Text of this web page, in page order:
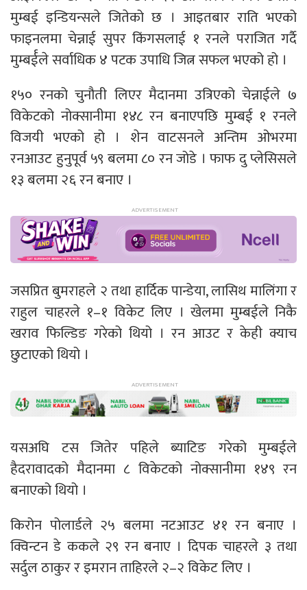
मुम्बई इन्डियन्सले जितेको छ । आइतबार राति भएको
फाइनलमा चेन्नाई सुपर किंगसलाई १ रनले पराजित गर्दै
मुम्बर्ईले सर्वाधिक ४ पटक उपाधि जित्न सफल भएको हो ।
१५० रनको चुनौती लिएर मैदानमा उत्रिएको चेन्नाईले ७
विकेटको नोक्सानीमा १४८ रन बनाएपछि मुम्बई १ रनले
विजयी भएको हो । शेन वाटसनले अन्तिम ओभरमा
रनआउट हुनुपूर्व ५९ बलमा ८० रन जोडे । फाफ दु प्लेसिसले
१३ बलमा २६ रन बनाए ।
जसप्रित बुमराहले २ तथा हार्दिक पान्डेया, लासिथ मालिंगा र
राहुल चाहरले १–१ विकेट लिए । खेलमा मुम्बईले निकै
खराव फिल्डिङ गरेको थियो । रन आउट र केही क्याच
छुटाएको थियो ।
यसअघि टस जितेर पहिले ब्याटिङ गरेको मुम्बईले
हैदरावादको मैदानमा ८ विकेटको नोक्सानीमा १४९ रन
बनाएको थियो ।
किरोन पोलार्डले २५ बलमा नटआउट ४१ रन बनाए ।
क्विन्टन डे ककले २९ रन बनाए । दिपक चाहरले ३ तथा
सर्दुल ठाकुर र इमरान ताहिरले २–२ विकेट लिए ।